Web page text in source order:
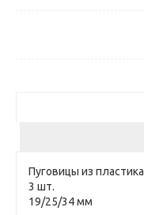
Пуговицы из пластика
3 шт.
19/25/34 мм